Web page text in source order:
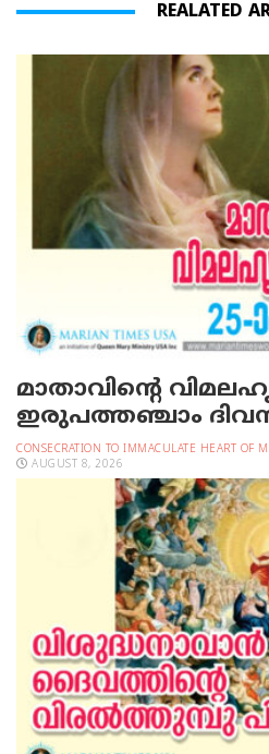
REALATED
മാതാവിന്റെ
ഇരുപത്തഞ്ചാം
CONSECRATION TO IMMACULATE HEART OF
AUGUST 8, 2026